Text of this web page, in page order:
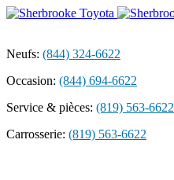
Neufs: (844) 324-6622
Occasion: (844) 694-6622
Service & pièces: (819) 563-6622
Carrosserie: (819) 563-6622